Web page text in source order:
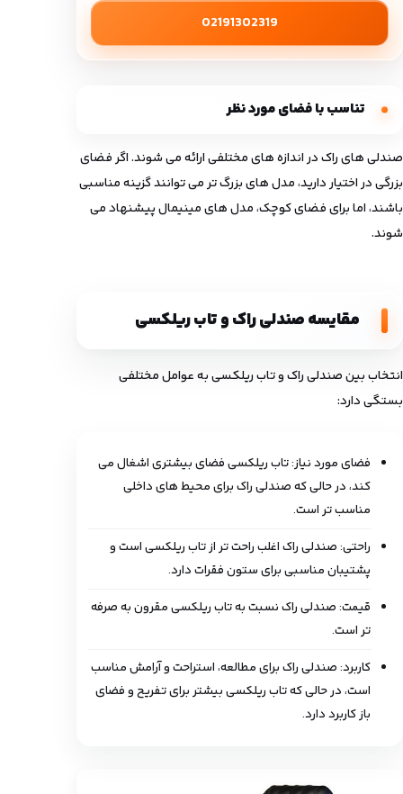
02191302319
تناسب با فضای مورد نظر
صندلی‌ های راک در اندازه ‌های مختلفی ارائه می ‌شوند. اگر فضای
بزرگی در اختیار دارید، مدل‌ های بزرگ‌ تر می ‌توانند گزینه مناسبی
باشند، اما برای فضای کوچک، مدل‌ های مینیمال پیشنهاد می
‌شوند.
مقایسه صندلی راک و تاب ریلکسی
انتخاب بین صندلی راک و تاب ریلکسی به عوامل مختلفی
بستگی دارد:
فضای مورد نیاز: تاب ریلکسی فضای بیشتری اشغال می‌
کند، در حالی که صندلی راک برای محیط‌ های داخلی
مناسب‌ تر است.
راحتی: صندلی راک اغلب راحت تر از تاب ریلکسی است و
پشتیبان مناسبی برای ستون فقرات دارد.
قیمت: صندلی راک نسبت به تاب ریلکسی مقرون ‌به ‌صرفه
‌تر است.
کاربرد: صندلی راک برای مطالعه، استراحت و آرامش مناسب
است، در حالی که تاب ریلکسی بیشتر برای تفریح و فضای
باز کاربرد دارد.